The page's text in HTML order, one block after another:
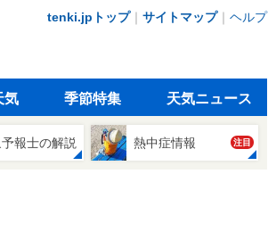
tenki.jpトップ｜ サイトマップ｜ ヘルプ
気 季節特集 天気ニュース
報士の解説 熱中症情報 注目